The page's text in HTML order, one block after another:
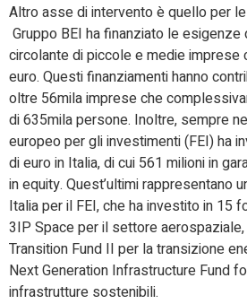
Altro asse di intervento è quello per
Gruppo BEI ha finanziato le
circolante di piccole e medie imprese
euro. Questi finanziamenti hanno
oltre 56mila imprese che
di 635mila persone. Inoltre, sempre
europeo per gli investimenti (FEI) ha
di euro in Italia, di cui 561 milioni in
in equity. Quest’ultimi rappresentano
Italia per il FEI, che ha investito in 15
3IP Space per il settore aerospaziale,
Transition Fund II per la transizione
Next Generation Infrastructure Fund
infrastrutture sostenibili.